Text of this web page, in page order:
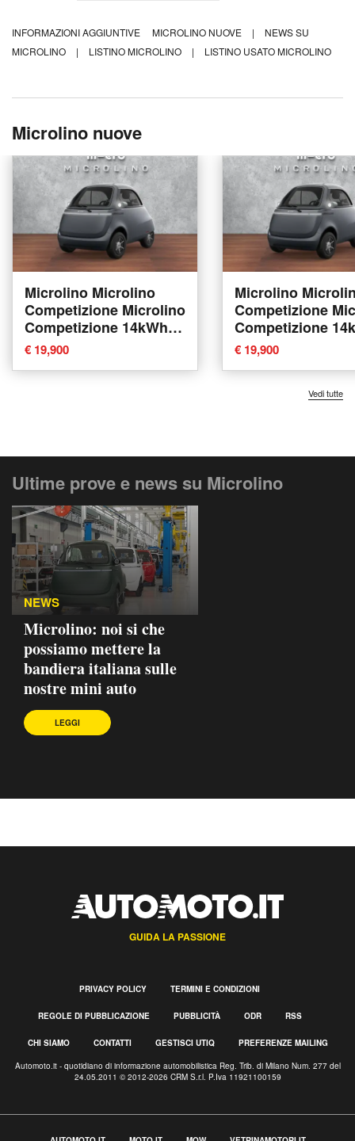
INFORMAZIONI AGGIUNTIVE MICROLINO NUOVE |
NEWS SU
MICROLINO
| LISTINO MICROLINO | LISTINO USATO MICROLINO
Microlino nuove
Microlino Microlino
Competizione Microlino
Competizione 14kWh
nuova a Lamezia Terme
€ 19,900
Microlino
Competizione
Competizione
nuova a Lamezia
€ 19,900
Vedi tutte
Ultime prove e news su Microlino
NEWS
Microlino: noi si che
possiamo mettere la
bandiera italiana sulle
nostre mini auto
LEGGI
GUIDA LA PASSIONE
PRIVACY POLICY TERMINI E CONDIZIONI
REGOLE DI PUBBLICAZIONE PUBBLICITÀ ODR RSS
CHI SIAMO CONTATTI GESTISCI UTIQ PREFERENZE MAILING
Automoto.it - quotidiano di informazione automobilistica Reg. Trib. di Milano Num. 277 del
24.05.2011 © 2012-2026 CRM S.r.l. P.Iva 11921100159